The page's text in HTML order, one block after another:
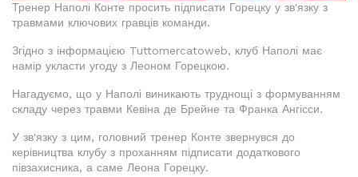
Тренер Наполі Конте просить підписати Горецку у зв'язку з
травмами ключових гравців команди.
Згідно з інформацією Tuttomercatoweb, клуб Наполі має
намір укласти угоду з Леоном Горецкою.
Нагадуємо, що у Наполі виникають труднощі з формуванням
складу через травми Кевіна де Брейне та Франка Ангісси.
У зв'язку з цим, головний тренер Конте звернувся до
керівництва клубу з проханням підписати додаткового
півзахисника, а саме Леона Горецку.